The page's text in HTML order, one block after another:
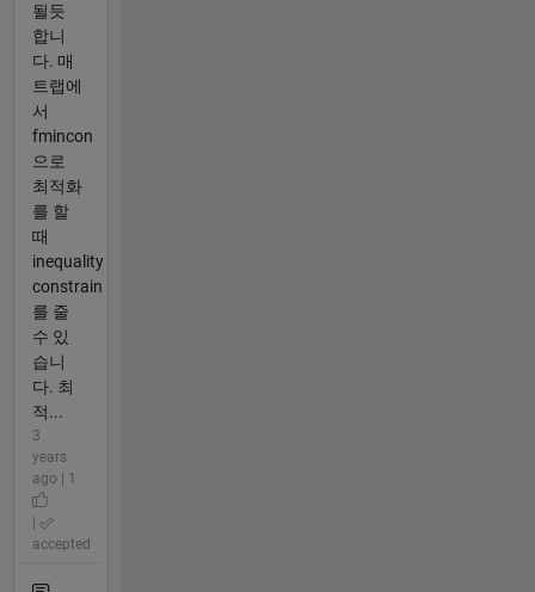
될듯
합니
다. 매
트랩에
서
fmincon
으로
최적화
를 할
때
inequality
constrain
를 줄
수 있
습니
다. 최
적...
3
years
ago | 1
accepted